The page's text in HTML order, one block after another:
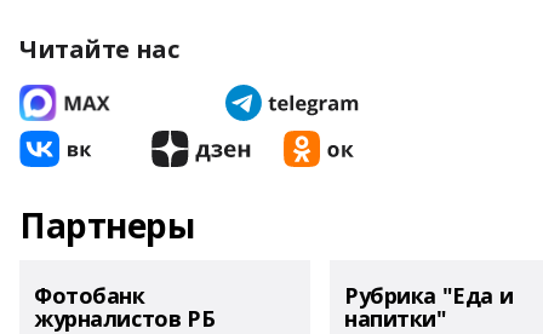
Читайте нас
Партнеры
Фотобанк
журналистов РБ
Рубрика "Еда и
напитки"